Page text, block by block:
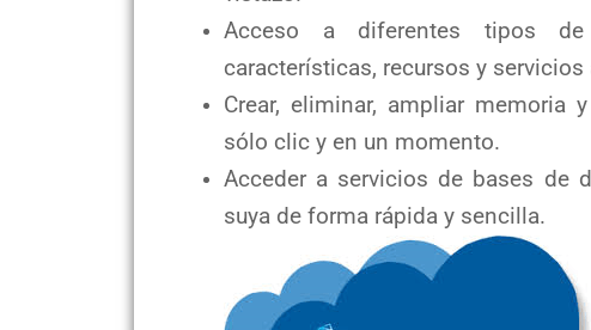
Acceso a diferentes tipos
características, recursos y
Crear, eliminar, ampliar memoria
sólo clic y en un momento.
Acceder a servicios de bases de
suya de forma rápida y sencilla.